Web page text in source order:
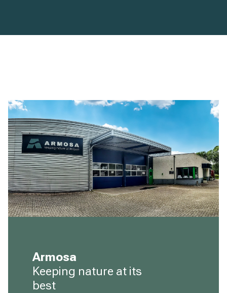
Armosa
Keeping nature at its
best